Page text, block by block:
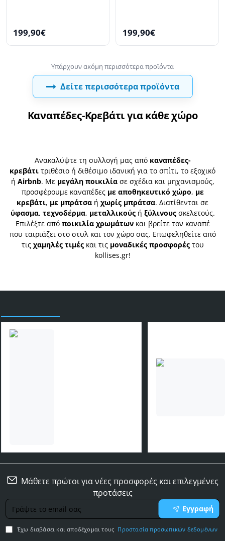
Καναπέδες-Κρεβάτι για κάθε χώρο
Ανακαλύψτε τη συλλογή μας από καναπέδες-
κρεβάτι τριθέσιο ή διθέσιμο ιδανική για το σπίτι, το εξοχικό
ή Airbnb. Με μεγάλη ποικιλίασε σχέδια και μηχανισμούς,
προσφέρουμε καναπέδες με αποθηκευτικό χώρο, με
κρεβάτι, με μπράτσα ή χωρίς μπράτσα. Διατίθενται σε
ύφασμα, τεχνοδέρμα, μεταλλικούςή ξύλινουςσκελετούς.
Επιλέξτε από ποικιλία χρωμάτωνκαι βρείτε τον καναπέ
που ταιριάζει στο στυλ και τον χώρο σας. Επωφεληθείτε από
τις χαμηλές τιμέςκαι τις μοναδικές προσφορέςτου
kollises.gr!
199,90€ 199,90€
Δείτε περισσότερα προϊόντα
Μάθετε πρώτοι για νέες προσφορές και επιλεγμένες
προτάσεις
Γράψτε
το
email
σας
Εγγραφή
Έχω διαβάσει και αποδέχομαι τους Προστασία προσωπικών δεδομένων